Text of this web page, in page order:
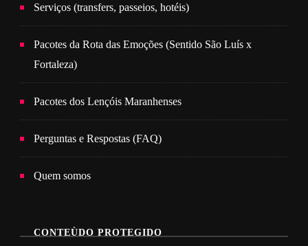
Serviços (transfers, passeios, hotéis)
Pacotes da Rota das Emoções (Sentido São Luís x
Fortaleza)
Pacotes dos Lençóis Maranhenses
Perguntas e Respostas (FAQ)
Quem somos
CONTEÙDO PROTEGIDO